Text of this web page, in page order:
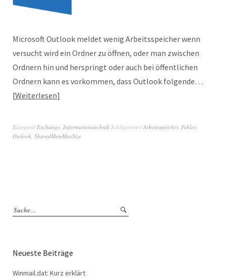
Microsoft Outlook meldet wenig Arbeitsspeicher wenn
versucht wird ein Ordner zu öffnen, oder man zwischen
Ordnern hin und herspringt oder auch bei öffentlichen
Ordnern kann es vorkommen, dass Outlook folgende…
Weiterlesen
Kategorie Exchange, Informationstechnik SchlagwörterArbeitsspeicher, Fehler,
Outlook, SharedMemMaxSize
Neueste Beiträge
Winmail.dat: Kurz erklärt